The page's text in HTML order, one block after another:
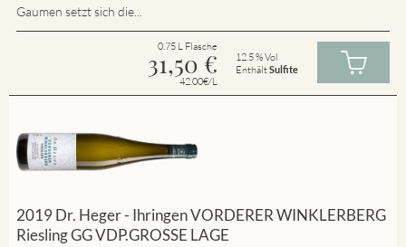
Gaumen setzt sich die...
0.75 L Flasche
31,50 €
42.00€/L
12.5 % Vol
EnthältSulfite
2019 Dr. Heger - Ihringen VORDERER WINKLERBERG
Riesling GG VDP.GROSSE LAGE